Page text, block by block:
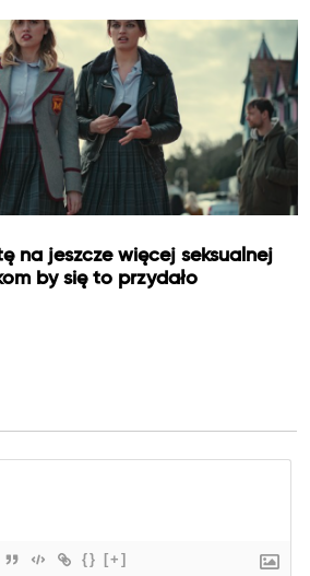
na jeszcze więcej seksualnej
by się to przydało
{} [+]